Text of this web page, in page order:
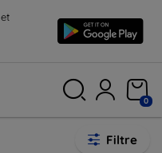
et
0
Filtre